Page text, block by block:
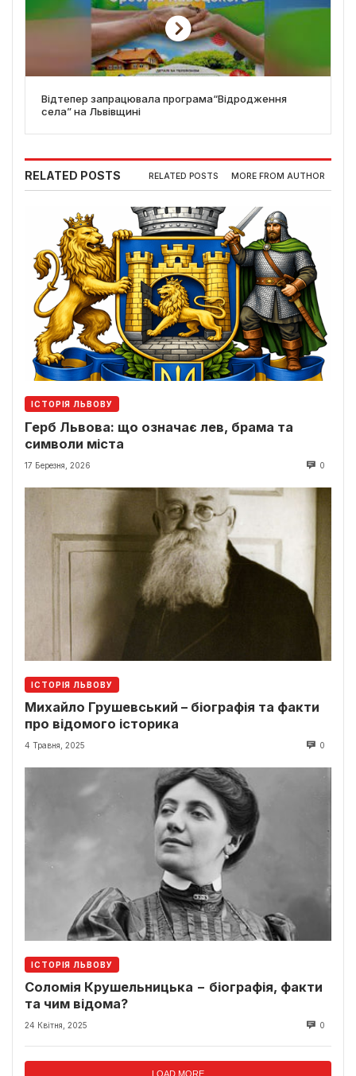
Відтепер запрацювала програма“Відродження
села” на Львівщині
RELATED POSTS RELATED POSTS MORE FROM AUTHOR
ІСТОРІЯ ЛЬВОВУ
Герб Львова: що означає лев, брама та
символи міста
17 Березня, 2026 0
ІСТОРІЯ ЛЬВОВУ
Михайло Грушевський – біографія та факти
про відомого історика
4 Травня, 2025 0
ІСТОРІЯ ЛЬВОВУ
Соломія Крушельницька − біографія, факти
та чим відома?
24 Квітня, 2025 0
LOAD MORE